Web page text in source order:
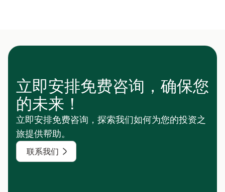
立即安排免费咨询，确保您
的未来！
立即安排免费咨询，探索我们如何为您的投资之
旅提供帮助。
联系我们